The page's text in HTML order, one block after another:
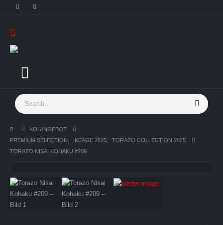
KOI ANGEBOT
PREMIUM SELECTION
IKEAGE 2025
TORAZO COLLECTION 2025
TORAZO NISAI KOHAKU #209